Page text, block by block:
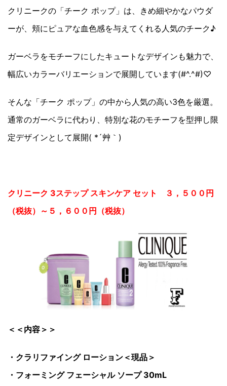
クリニークの「チーク ポップ」は、きめ細やかなパウダ
ーが、頬にピュアな血色感を与えてくれる人気のチーク♪
ガーベラをモチーフにしたキュートなデザインも魅力で、
幅広いカラーバリエーションで展開しています(#^.^#)♡
そんな「チーク ポップ」の中から人気の高い3色を厳選。
通常のガーベラに代わり、特別な花のモチーフを型押し限
定デザインとして展開( *´艸｀)
クリニーク 3ステップ スキンケア セット ３，５００円
（税抜）～５，６００円（税抜）
＜＜内容＞＞
・クラリファイング ローション＜現品＞
・フォーミング フェーシャル ソープ 30mL